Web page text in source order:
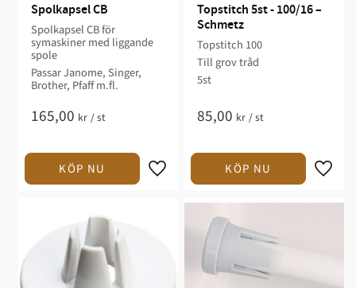
Spolkapsel CB
Spolkapsel CB för
symaskiner med liggande
spole
Passar Janome, Singer,
Brother, Pfaff m.fl.
165,00 kr /st
Topstitch 5st - 100/16 –
Schmetz
Topstitch 100
Till grov tråd
5st
85,00 kr /st